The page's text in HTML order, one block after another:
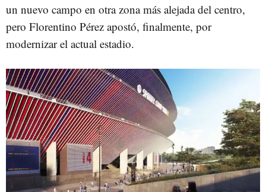
un nuevo campo en otra zona más alejada del centro,
pero Florentino Pérez apostó, finalmente, por
modernizar el actual estadio.